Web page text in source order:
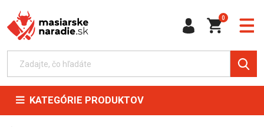
0
KATEGÓRIE PRODUKTOV